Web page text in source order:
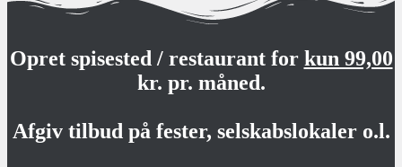
Opret spisested / restaurant for kun 99,00
kr. pr. måned.
Afgiv tilbud på fester, selskabslokaler o.l.